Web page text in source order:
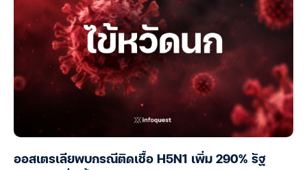
ออสเตรเลียพบกรณีติดเชื้อ H5N1 เพิ่ม 290% รัฐ